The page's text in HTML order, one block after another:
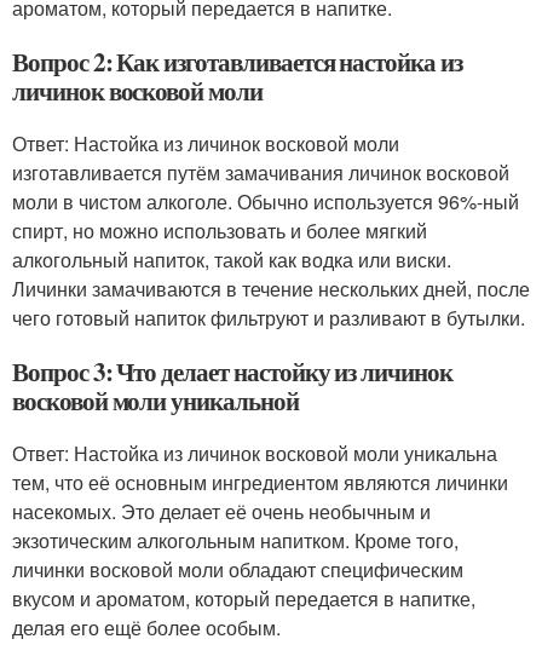
ароматом, который передается в напитке.
Вопрос 2: Как изготавливается настойка из
личинок восковой моли
Ответ: Настойка из личинок восковой моли
изготавливается путём замачивания личинок восковой
моли в чистом алкоголе. Обычно используется 96%-ный
спирт, но можно использовать и более мягкий
алкогольный напиток, такой как водка или виски.
Личинки замачиваются в течение нескольких дней, после
чего готовый напиток фильтруют и разливают в бутылки.
Вопрос 3: Что делает настойку из личинок
восковой моли уникальной
Ответ: Настойка из личинок восковой моли уникальна
тем, что её основным ингредиентом являются личинки
насекомых. Это делает её очень необычным и
экзотическим алкогольным напитком. Кроме того,
личинки восковой моли обладают специфическим
вкусом и ароматом, который передается в напитке,
делая его ещё более особым.